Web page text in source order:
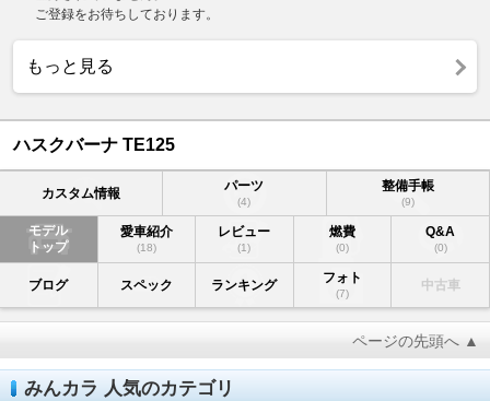
ご登録をお待ちしております。
もっと見る
ハスクバーナ TE125
カスタム情報 パーツ
(4)
整備手帳
(9)
モデル
トップ
愛車紹介
(18)
レビュー
(1)
燃費
(0)
Q&A
(0)
ブログ スペック ランキング フォト
(7)
中古車
ページの先頭へ ▲
みんカラ 人気のカテゴリ